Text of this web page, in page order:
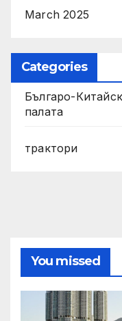
March 2025
Categories
Българо-
палата
трактори
You missed